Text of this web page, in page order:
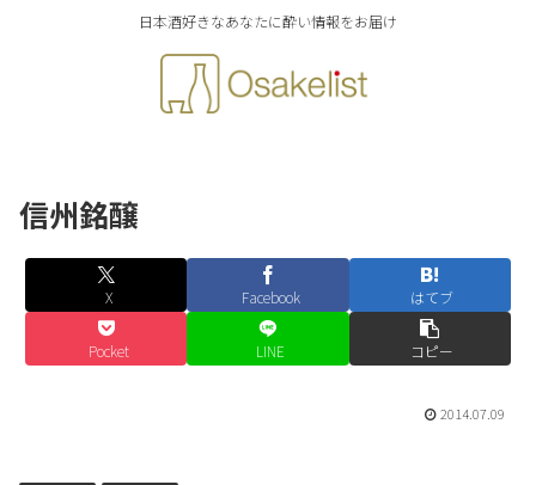
日本酒好きなあなたに酔い情報をお届け
信州銘醸
X Facebook はてブ
Pocket LINE コピー
2014.07.09